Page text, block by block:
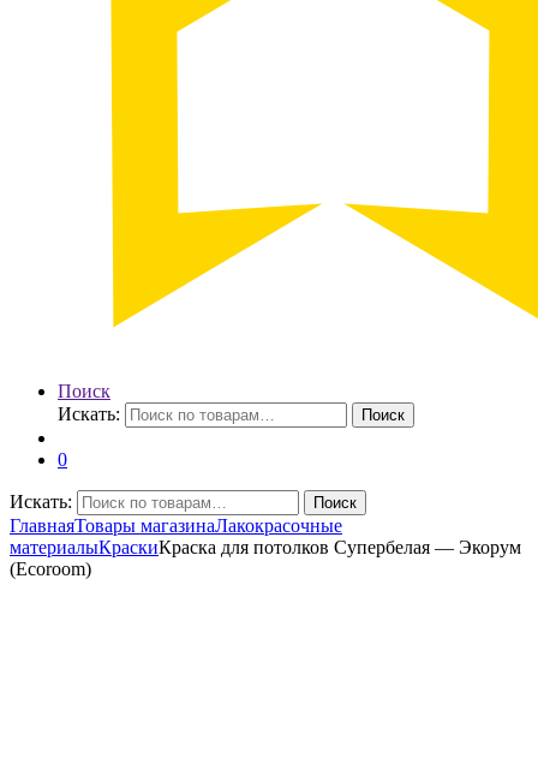
Поиск
Искать:
Поиск
0
Искать: Поиск
ГлавнаяТовары магазинаЛакокрасочные
материалыКраскиКраска для потолков Супербелая — Экорум
(Ecoroom)